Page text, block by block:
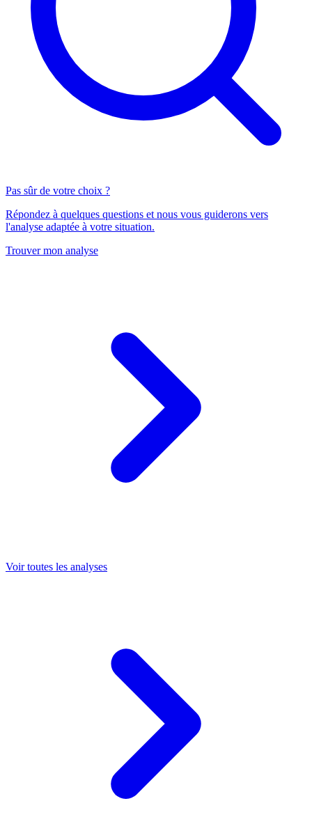
Pas sûr de votre choix ?
Répondez à quelques questions et nous vous guiderons vers
l'analyse adaptée à votre situation.
Trouver mon analyse
Voir toutes les analyses